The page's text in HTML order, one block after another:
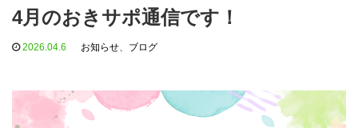
4月のおきサポ通信です！
2026.04.6 お知らせ、 ブログ